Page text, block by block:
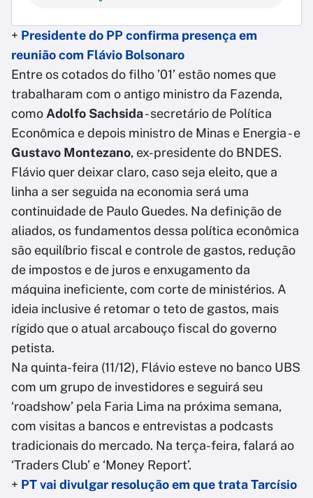
+ Presidente do PP confirma presença em
reunião com Flávio Bolsonaro
Entre os cotados do filho ’01’ estão nomes que
trabalharam com o antigo ministro da Fazenda,
comoAdolfo Sachsida- secretário de Política
Econômica e depois ministro de Minas e Energia - e
Gustavo Montezano, ex-presidente do BNDES.
Flávio quer deixar claro, caso seja eleito, que a
linha a ser seguida na economia será uma
continuidade de Paulo Guedes. Na definição de
aliados, os fundamentos dessa política econômica
são equilíbrio fiscal e controle de gastos, redução
de impostos e de juros e enxugamento da
máquina ineficiente, com corte de ministérios. A
ideia inclusive é retomar o teto de gastos, mais
rígido que o atual arcabouço fiscal do governo
petista.
Na quinta-feira (11/12), Flávio esteve no banco UBS
com um grupo de investidores e seguirá seu
‘roadshow’ pela Faria Lima na próxima semana,
com visitas a bancos e entrevistas a podcasts
tradicionais do mercado. Na terça-feira, falará ao
‘Traders Club’ e ‘Money Report’.
+ PT vai divulgar resolução em que trata Tarcísio